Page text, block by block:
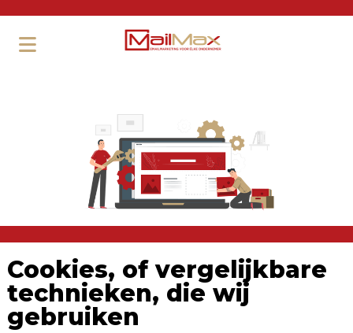
Cookies, of vergelijkbare
technieken, die wij
gebruiken